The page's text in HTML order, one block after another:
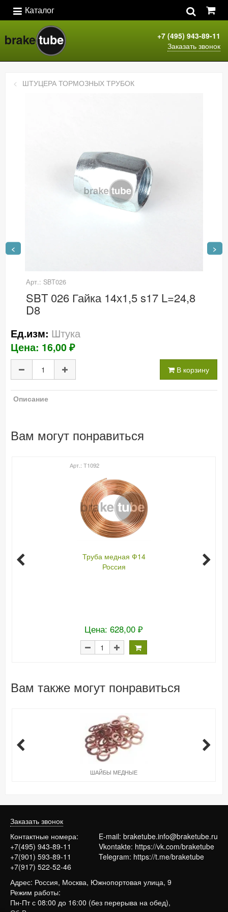
Каталог
+7 (495) 943-89-11
Заказать звонок
< >
ШТУЦЕРА ТОРМОЗНЫХ ТРУБОК
Арт.: SBT026
SBT 026 Гайка 14х1,5 s17 L=24,8
D8
Ед.изм: Штука
Цена: 16,00 ₽
В корзину
Описание
Вам могут понравиться
Арт.: Т1092
Труба медная Ф14
Россия
Цена: 628,00 ₽
Вам также могут понравиться
ШАЙБЫ МЕДНЫЕ
Заказать звонок
Контактные номера:
+7(495) 943-89-11
+7(901) 593-89-11
+7(917) 522-52-46
Адрес: Россия, Москва, Южнопортовая улица, 9
Режим работы:
Пн-Пт с 08:00 до 16:00 (без перерыва на обед),
E-mail: braketube.info@braketube.ru
Vkontakte: https://vk.com/braketube
Telegram: https://t.me/braketube